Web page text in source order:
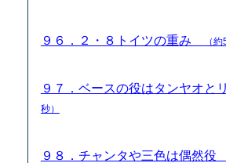
９６．２・８トイツの重み （約
９７．ベースの役はタンヤオと
秒）
９８．チャンタや三色は偶然役